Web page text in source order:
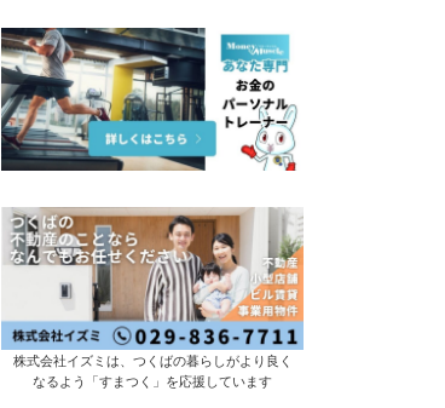
株式会社イズミは、つくばの暮らしがより良く
なるよう「すまつく」を応援しています